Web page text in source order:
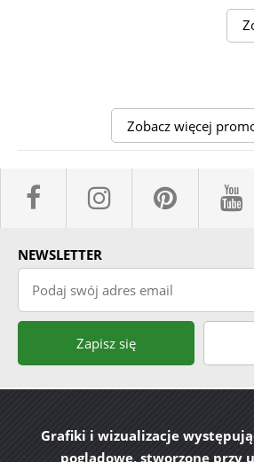
Zobacz więcej
facebookinstagram
NEWSLETTER
Podaj swój adres email
Zapisz się
Grafiki i wizualizacje
poglądowe, stworzone przy